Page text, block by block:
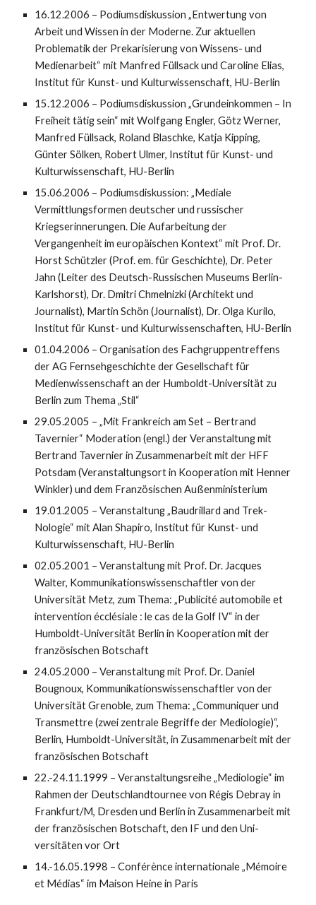
16.12.2006 – Podiumsdiskussion „Entwertung von
Arbeit und Wissen in der Moderne. Zur aktuellen
Problematik der Prekarisierung von Wissens- und
Medienarbeit“ mit Manfred Füllsack und Caroline Elias,
Institut für Kunst- und Kulturwissenschaft, HU-Berlin
15.12.2006 – Podiumsdiskussion „Grundeinkommen – In
Freiheit tätig sein“ mit Wolfgang Engler, Götz Werner,
Manfred Füllsack, Roland Blaschke, Katja Kipping,
Günter Sölken, Robert Ulmer, Institut für Kunst- und
Kulturwissen­schaft, HU-Berlin
15.06.2006 – Podiumsdiskussion: „Mediale
Vermittlungs­formen deutscher und russischer
Kriegserinnerungen. Die Aufarbeitung der
Vergangenheit im europäischen Kontext“ mit Prof. Dr.
Horst Schützler (Prof. em. für Geschichte), Dr. Peter
Jahn (Leiter des Deutsch-Russischen Museums Berlin-
Karlshorst), Dr. Dmitri Chmelnizki (Architekt und
Journalist), Martin Schön (Journalist), Dr. Olga Kurilo,
Institut für Kunst- und Kulturwissen­schaf­ten, HU-Berlin
01.04.2006 – Organisation des Fachgruppentreffens
der AG Fernsehgeschichte der Gesell­schaft für
Medienwissenschaft an der Humboldt-Universität zu
Berlin zum Thema „Stil“
29.05.2005 – „Mit Frankreich am Set – Bertrand
Tavernier“ Moderation (engl.) der Veranstaltung mit
Bertrand Tavernier in Zusammenarbeit mit der HFF
Potsdam (Veranstal­tungsort in Kooperation mit Henner
Winkler) und dem Franzö­sischen Außenministerium
19.01.2005 – Veranstaltung „Baudrillard and Trek-
Nologie“ mit Alan Shapiro, Institut für Kunst- und
Kulturwissenschaft, HU-Berlin
02.05.2001 – Veranstaltung mit Prof. Dr. Jacques
Walter, Kom­munika­tions­wis­senschaftler von der
Universität Metz, zum Thema: „Publicité auto­mobile et
interven­tion écclésiale : le cas de la Golf IV“ in der
Humboldt-Universität Berlin in Ko­opera­tion mit der
franzö­sischen Bot­schaft
24.05.2000 – Veranstaltung mit Prof. Dr. Daniel
Bougnoux, Kommuni­ka­tions­­wissen­schaft­ler von der
Universität Grenoble, zum Thema: „Commu­niquer und
Transmettre (zwei zentrale Begriffe der Mediologie)“,
Berlin, Humboldt-Universität, in Zusammenarbeit mit der
fran­zösischen Botschaft
22.-24.11.1999 – Veranstaltungsreihe „Mediologie“ im
Rah­men der Deutsch­land­tournee von Régis Debray in
Frankfurt/M, Dresden und Berlin in Zusam­menarbeit mit
der französischen Botschaft, den IF und den Uni­
versitäten vor Ort
14.-16.05.1998 – Conférènce internationale „Mémoire
et Médias“ im Maison Heine in Paris